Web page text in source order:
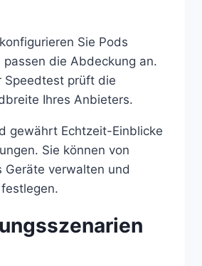
konfigurieren Sie Pods
die Abdeckung an.
Speedtest prüft die
Ihres Anbieters.
gewährt Echtzeit-Einblicke
Sie können von
Geräte verwalten und